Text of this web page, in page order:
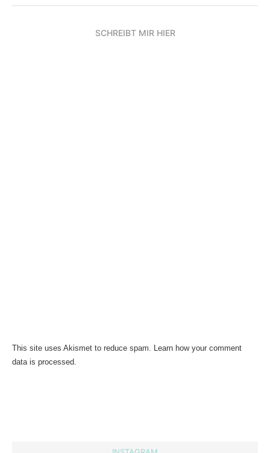
SCHREIBT MIR HIER
This site uses Akismet to reduce spam. Learn how your comment
data is processed.